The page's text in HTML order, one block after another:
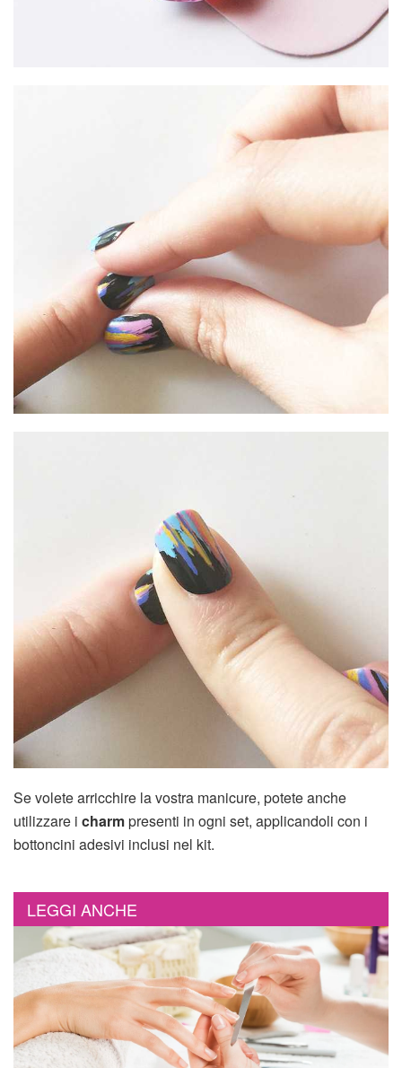
Se volete arricchire la vostra manicure, potete anche
utilizzare i charmpresenti in ogni set, applicandoli con i
bottoncini adesivi inclusi nel kit.
LEGGI ANCHE